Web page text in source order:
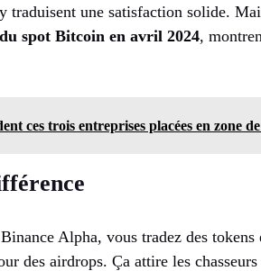
traduisent une satisfaction solide.
spot Bitcoin en avril 2024,
ces trois entreprises placées en zone
Alpha, vous tradez des tokens
des airdrops. Ça attire les chasseurs